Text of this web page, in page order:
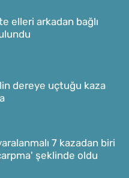
elleri arkadan bağlı
dereye uçtuğu kaza
7 kazadan biri
şeklinde oldu